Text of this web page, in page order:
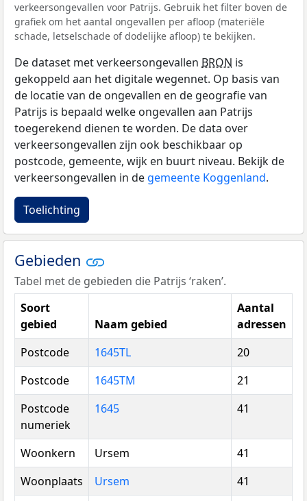
verkeersongevallen voor Patrijs. Gebruik het filter boven de
grafiek om het aantal ongevallen per afloop (materiële
schade, letselschade of dodelijke afloop) te bekijken.
De dataset met verkeersongevallen BRON is
gekoppeld aan het digitale wegennet. Op basis van
de locatie van de ongevallen en de geografie van
Patrijs is bepaald welke ongevallen aan Patrijs
toegerekend dienen te worden. De data over
verkeersongevallen zijn ook beschikbaar op
postcode, gemeente, wijk en buurt niveau. Bekijk de
verkeersongevallen in de gemeente Koggenland.
Toelichting
Gebieden
Tabel met de gebieden die Patrijs ‘raken’.
Soort
gebied
Naam gebied
Aantal
adressen
Postcode
1645TL
20
Postcode
1645TM
21
Postcode
numeriek
1645 41
Woonkern Ursem
41
Woonplaats
Ursem
41